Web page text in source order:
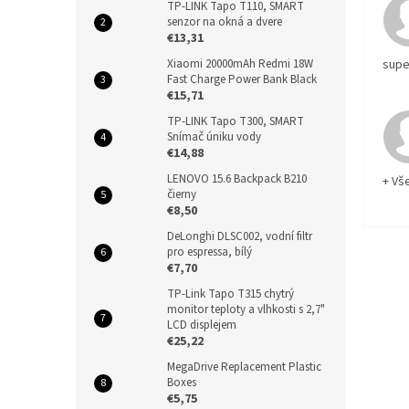
TP-LINK Tapo T110, SMART
senzor na okná a dvere
€13,31
Xiaomi 20000mAh Redmi 18W
Fast Charge Power Bank Black
€15,71
TP-LINK Tapo T300, SMART
Snímač úniku vody
€14,88
LENOVO 15.6 Backpack B210
čierny
€8,50
DeLonghi DLSC002, vodní filtr
pro espressa, bílý
€7,70
TP-Link Tapo T315 chytrý
monitor teploty a vlhkosti s 2,7"
LCD displejem
€25,22
MegaDrive Replacement Plastic
Boxes
€5,75
+